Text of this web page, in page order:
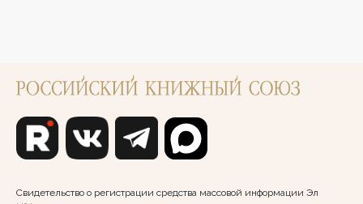
Свидетельство о регистрации средства массовой информации Эл